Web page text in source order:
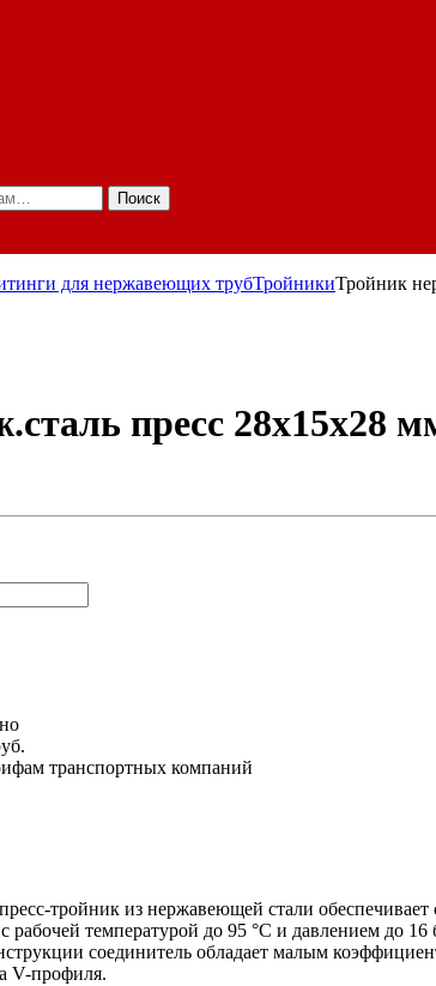
Поиск
для нержавеющих трубТройникиТройник
пресс 28х15х28
транспортных компаний
тройник из нержавеющей стали
рабочей температурой до 95 °С и давлением до
соединитель обладает малым
V-профиля.